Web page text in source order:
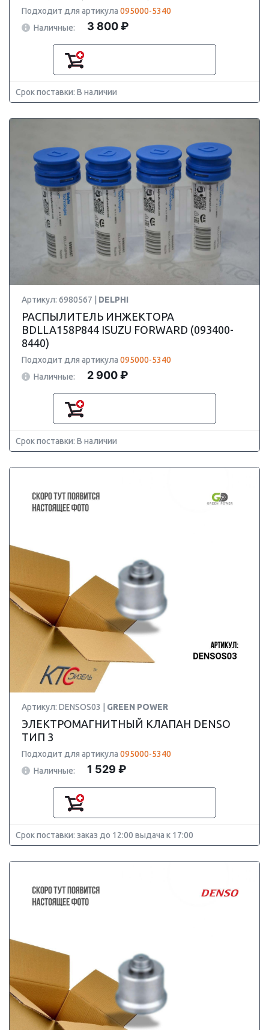
Подходит для артикула 095000-5340
Наличные:
3 800 ₽
Срок поставки: В наличии
Артикул: 6980567 | DELPHI
РАСПЫЛИТЕЛЬ ИНЖЕКТОРА
BDLLA158P844 ISUZU FORWARD (093400-
8440)
Подходит для артикула 095000-5340
Наличные:
2 900 ₽
Срок поставки: В наличии
Артикул: DENSOS03 | GREEN POWER
ЭЛЕКТРОМАГНИТНЫЙ КЛАПАН DENSO
ТИП 3
Подходит для артикула 095000-5340
Наличные:
1 529 ₽
Срок поставки: заказ до 12:00 выдача к 17:00